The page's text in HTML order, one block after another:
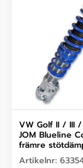
VW Golf II / III
JOM Blueline
främre
Artikelnr: